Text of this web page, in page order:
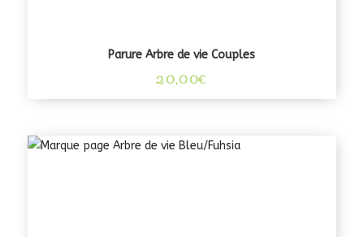
Parure Arbre de vie Couples
20,00€